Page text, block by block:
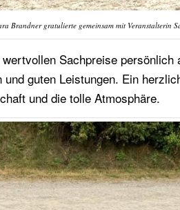
Brandner gratulierte gemeinsam mit Veranstalterin
Sachpreise
guten Leistungen. Ein
und die tolle Atmosphäre.